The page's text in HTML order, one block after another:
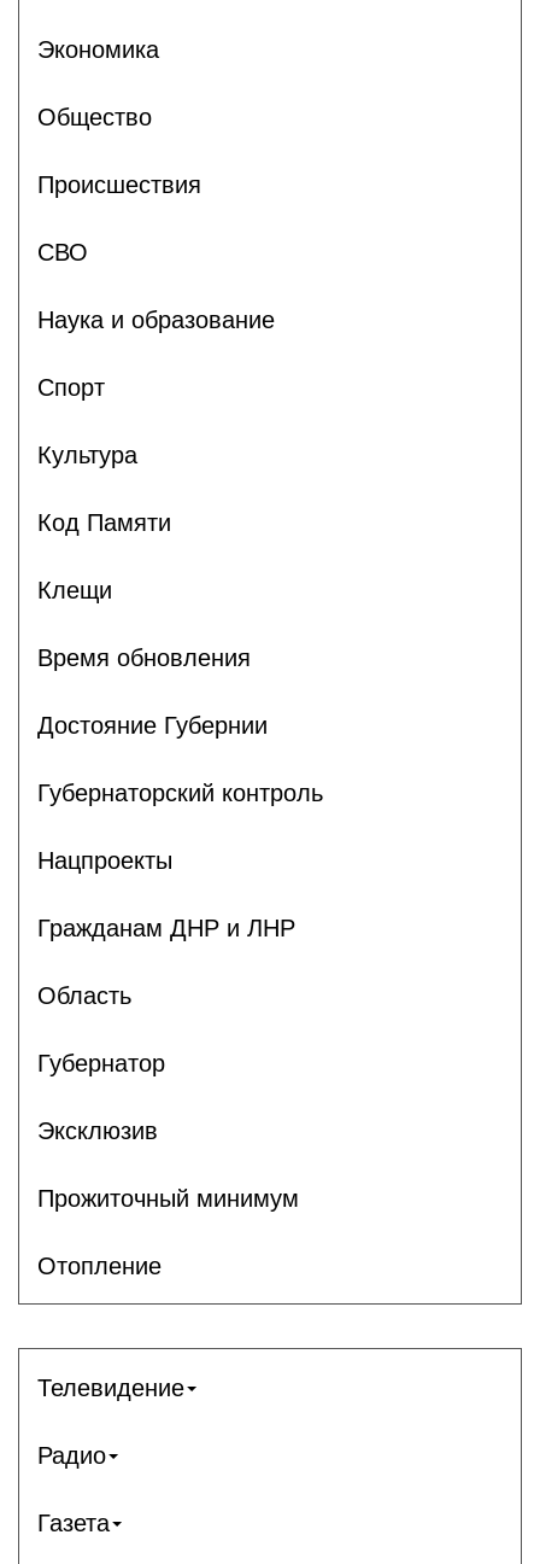
Экономика
Общество
Происшествия
СВО
Наука и образование
Спорт
Культура
Код Памяти
Клещи
Время обновления
Достояние Губернии
Губернаторский контроль
Нацпроекты
Гражданам ДНР и ЛНР
Область
Губернатор
Эксклюзив
Прожиточный минимум
Отопление
Телевидение
Радио
Газета